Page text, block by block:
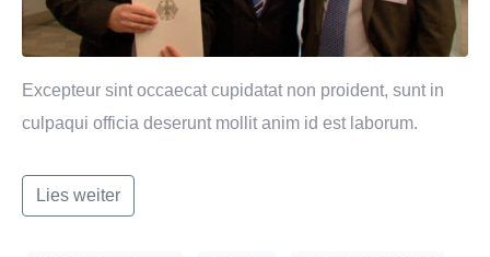
Excepteur sint occaecat cupidatat non proident, sunt in
culpaqui officia deserunt mollit anim id est laborum.
Lies weiter